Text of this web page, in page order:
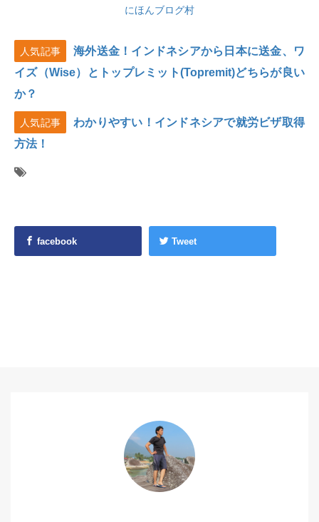
にほんブログ村
人気記事
海外送金！インドネシアから日本に送金、ワ
イズ（Wise）とトップレミット(Topremit)どちらが良い
か？
人気記事
わかりやすい！インドネシアで就労ビザ取得
方法！
facebook Tweet